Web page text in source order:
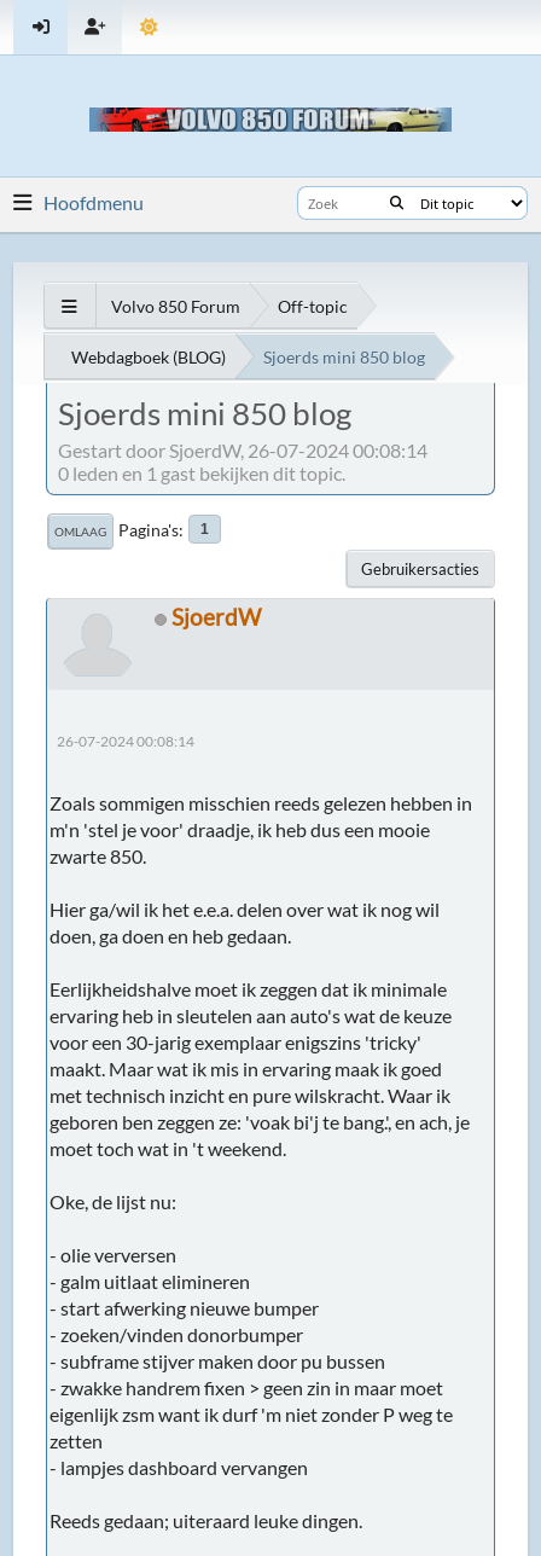
Hoofdmenu
Volvo 850 Forum Off-topic
Webdagboek (BLOG) Sjoerds mini 850 blog
Sjoerds mini 850 blog
Gestart door SjoerdW, 26-07-2024 00:08:14
0 leden en 1 gast bekijken dit topic.
OMLAAG Pagina's 1
Gebruikersacties
SjoerdW
26-07-2024 00:08:14
Zoals sommigen misschien reeds gelezen hebben in
m'n 'stel je voor' draadje, ik heb dus een mooie
zwarte 850.
Hier ga/wil ik het e.e.a. delen over wat ik nog wil
doen, ga doen en heb gedaan.
Eerlijkheidshalve moet ik zeggen dat ik minimale
ervaring heb in sleutelen aan auto's wat de keuze
voor een 30-jarig exemplaar enigszins 'tricky'
maakt. Maar wat ik mis in ervaring maak ik goed
met technisch inzicht en pure wilskracht. Waar ik
geboren ben zeggen ze: 'voak bi'j te bang.', en ach, je
moet toch wat in 't weekend.
Oke, de lijst nu:
- olie verversen
- galm uitlaat elimineren
- start afwerking nieuwe bumper
- zoeken/vinden donorbumper
- subframe stijver maken door pu bussen
- zwakke handrem fixen > geen zin in maar moet
eigenlijk zsm want ik durf 'm niet zonder P weg te
zetten
- lampjes dashboard vervangen
Reeds gedaan; uiteraard leuke dingen.